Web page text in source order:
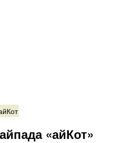
«айКот»